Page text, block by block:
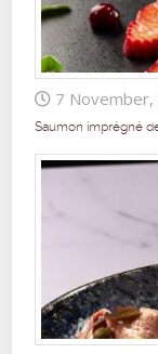
7
Saumon imprégné